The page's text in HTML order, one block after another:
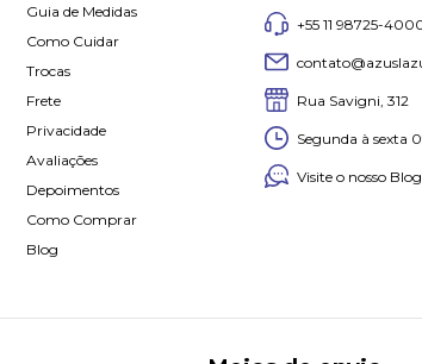
Guia de Medidas
Como Cuidar
Trocas
Frete
Privacidade
Avaliações
Depoimentos
Como Comprar
Blog
+55 11 98725-
Rua Savigni, 312
Segunda à sexta
Visite o nosso